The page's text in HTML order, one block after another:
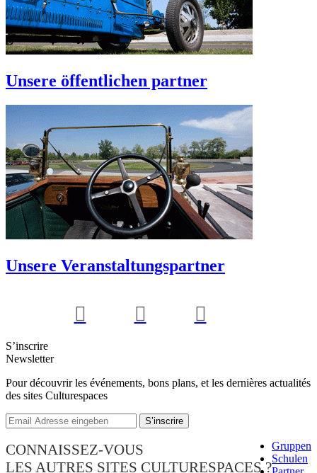
Unsere öffentlichen partner
Unsere Veranstaltungspartner
S’inscrire
Newsletter
Pour découvrir les événements, bons plans, et les dernières actualités
des sites Culturespaces
CONNAISSEZ-VOUS
LES AUTRES SITES CULTURESPACES ?
Gruppen
Schulen